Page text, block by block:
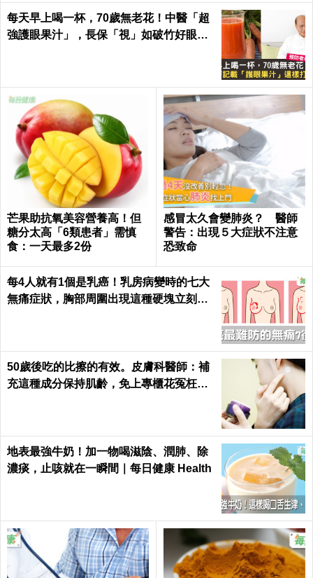
每天早上喝一杯，70歲無老花！中醫「超
強護眼果汁」，長保「視」如破竹好眼力
芒果助抗氧美容營養高！但
糖分太高「6類患者」需慎
食：一天最多2份
感冒太久會變肺炎？ 醫師
警告：出現５大症狀不注意
恐致命
每4人就有1個是乳癌！乳房病變時的七大
無痛症狀，胸部周圍出現這種硬塊立刻就
50歲後吃的比擦的有效。皮膚科醫師：補
充這種成分保持肌齡，免上專櫃花冤枉錢
地表最強牛奶！加一物喝滋陰、潤肺、除
濃痰，止咳就在一瞬間｜每日健康 Health